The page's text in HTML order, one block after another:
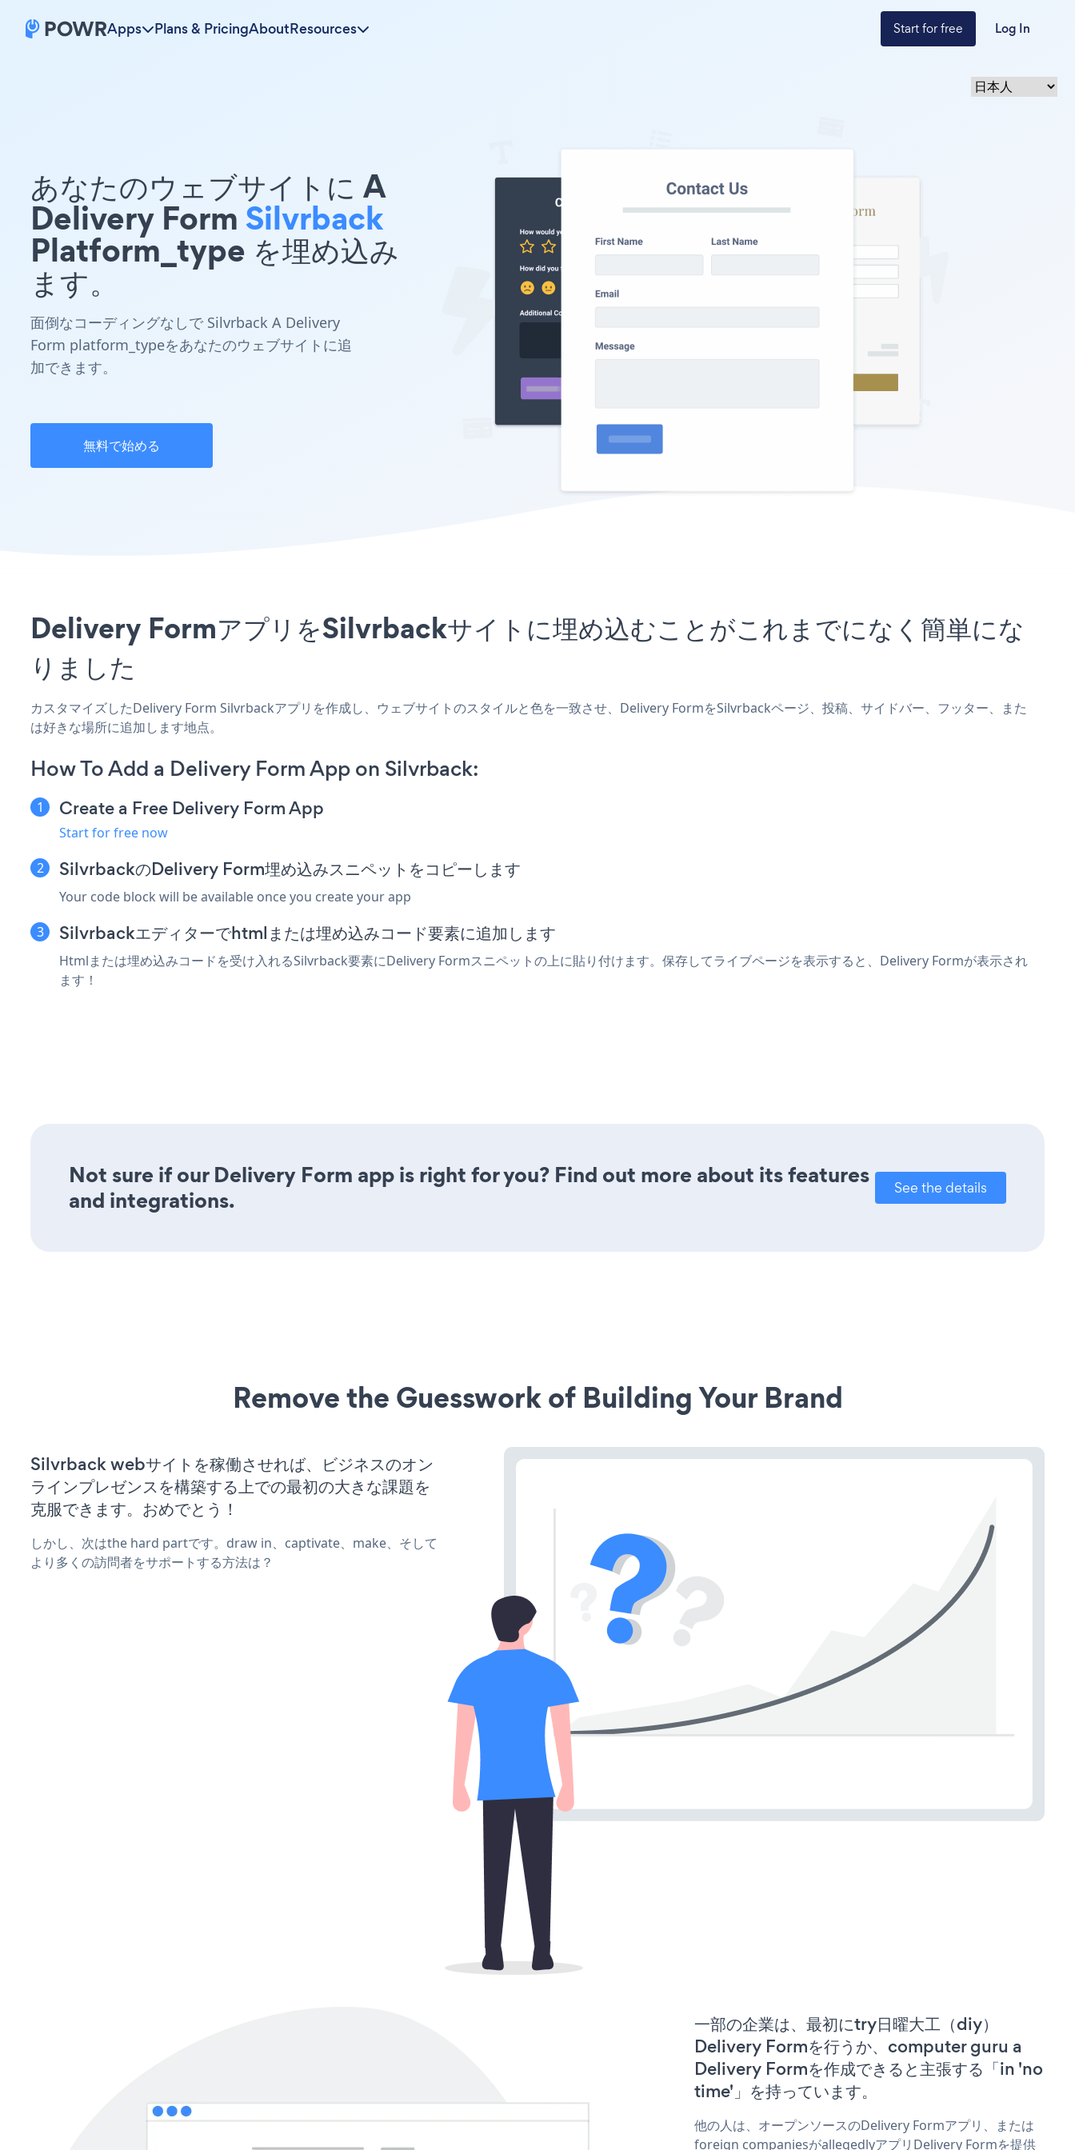
Apps Plans & PricingAboutResources Start for free Log In
あなたのウェブサイトに A
Delivery Form Silvrback
Platform_type を埋め込み
ます。
面倒なコーディングなしで Silvrback A Delivery
Form platform_typeをあなたのウェブサイトに追
加できます。
無料で始める
Delivery FormアプリをSilvrbackサイトに埋め込むことがこれまでになく簡単にな
りました
カスタマイズしたDelivery Form Silvrbackアプリを作成し、ウェブサイトのスタイルと色を一致させ、Delivery FormをSilvrbackページ、投稿、サイドバー、フッター、また
は好きな場所に追加します地点。
How To Add a Delivery Form App on Silvrback:
Create a Free Delivery Form App
Start for free now
SilvrbackのDelivery Form埋め込みスニペットをコピーします
Your code block will be available once you create your app
Silvrbackエディターでhtmlまたは埋め込みコード要素に追加します
Htmlまたは埋め込みコードを受け入れるSilvrback要素にDelivery Formスニペットの上に貼り付けます。保存してライブページを表示すると、Delivery Formが表示され
ます！
Not sure if our Delivery Form app is right for you? Find out more about its features
and integrations.
See the details
Remove the Guesswork of Building Your Brand
Silvrback webサイトを稼働させれば、ビジネスのオン
ラインプレゼンスを構築する上での最初の大きな課題を
克服できます。おめでとう！
しかし、次はthe hard partです。draw in、captivate、make、そして
より多くの訪問者をサポートする方法は？
一部の企業は、最初にtry日曜大工（diy）
Delivery Formを行うか、computer guru a
Delivery Formを作成できると主張する「in 'no
time'」を持っています。
他の人は、オープンソースのDelivery Formアプリ、または
foreign companiesがallegedlyアプリDelivery Formを提供